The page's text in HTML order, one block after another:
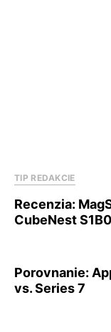
TIP REDAKCIE
Recenzia:
CubeNest S1B0
Porovnanie:
vs. Series 7